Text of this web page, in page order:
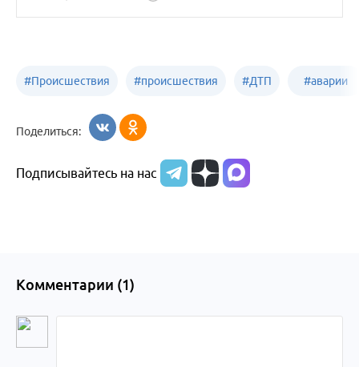
#Происшествия #происшествия
Алтайский край
#ДТП #аварии
Поделиться:
Подписывайтесь на нас
Комментарии (1)